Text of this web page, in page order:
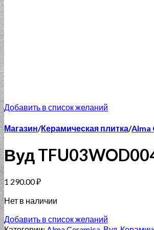
Добавить в список желаний
Магазин/Керамическая плитка/Alma
Вуд
1 290.00₽
Нет в наличии
Добавить в список желаний